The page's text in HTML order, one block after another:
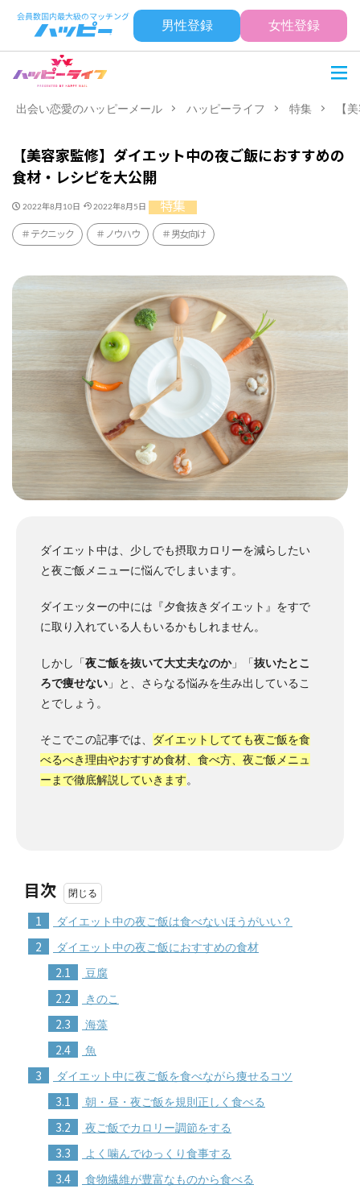
男性登録 女性登録
出会い恋愛のハッピーメール ハッピーライフ 特集 【
【美容家監修】ダイエット中の夜ご飯におすすめの
食材・レシピを大公開
2022年8月10日 2022年8月5日 特集
テクニック ノウハウ 男女向け
ダイエット中は、少しでも摂取カロリーを減らしたい
と夜ご飯メニューに悩んでしまいます。
ダイエッターの中には『夕食抜きダイエット』をすで
に取り入れている人もいるかもしれません。
しかし「夜ご飯を抜いて大丈夫なのか」「抜いたとこ
ろで痩せない 」と、さらなる悩みを生み出しているこ
とでしょう。
そこでこの記事では、
ダイエットしてても夜ご飯を食
べるべき理由やおすすめ食材、食べ方、夜ご飯メニュ
ーまで徹底解説していきます。
目次
1 ダイエット中の夜ご飯は食べないほうがいい？
2 ダイエット中の夜ご飯におすすめの食材
2.1 豆腐
2.2 きのこ
2.3 海藻
2.4 魚
3 ダイエット中に夜ご飯を食べながら痩せるコツ
3.1 朝・昼・夜ご飯を規則正しく食べる
3.2 夜ご飯でカロリー調節をする
3.3 よく噛んでゆっくり食事する
3.4 食物繊維が豊富なものから食べる